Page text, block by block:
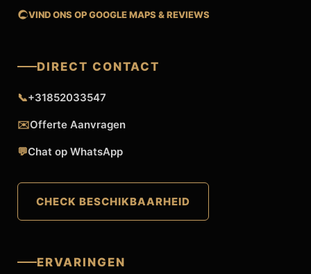
VIND ONS OP GOOGLE MAPS & REVIEWS
DIRECT CONTACT
📞+31852033547
✉️Offerte Aanvragen
💬Chat op WhatsApp
CHECK BESCHIKBAARHEID
ERVARINGEN